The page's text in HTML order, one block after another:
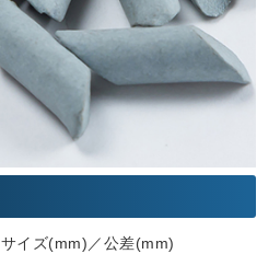
サイズ(mm)／公差(mm)